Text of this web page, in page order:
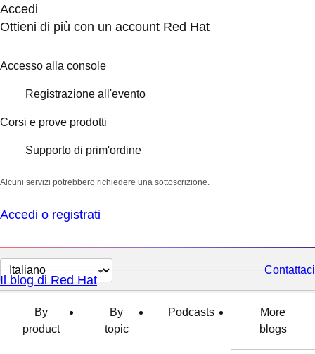
Accedi
Ottieni di più con un account Red Hat
Accesso alla console
Registrazione all'evento
Corsi e prove prodotti
Supporto di prim'ordine
Alcuni servizi potrebbero richiedere una sottoscrizione.
Accedi o registrati
Cambia
lingua
Contattaci
Il blog di Red Hat
By
product
By
topic
Podcasts
More
blogs